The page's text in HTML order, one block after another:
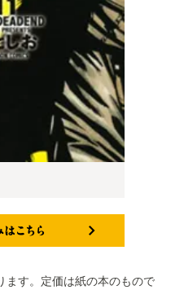
ます。定価は紙の本のもので